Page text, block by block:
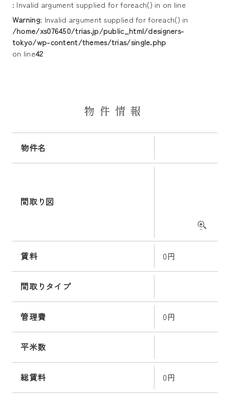
: Invalid argument supplied for foreach() in on line
Warning: Invalid argument supplied for foreach() in
/home/xs076450/trias.jp/public_html/designers-
tokyo/wp-content/themes/trias/single.php
on line42
物件情報
物件名
間取り図
賃料 0円
間取りタイプ
管理費 0円
平米数
総賃料 0円